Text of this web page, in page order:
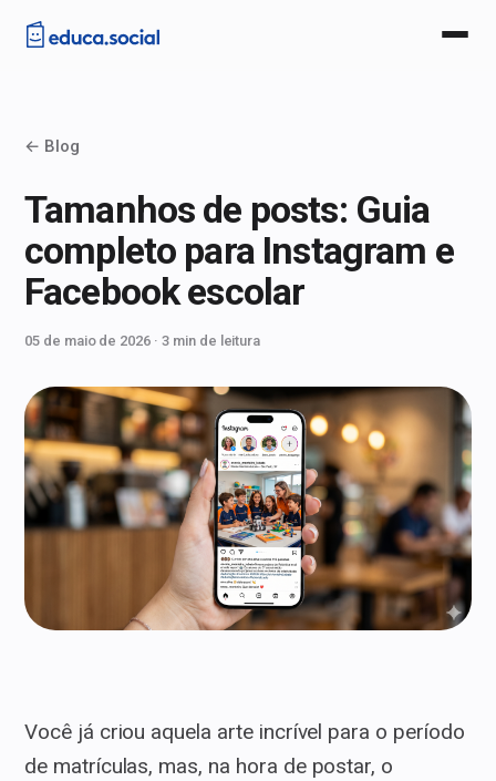
Histórias
Perguntas
Blog
Entrar
Começar grátis
← Blog
Tamanhos de posts: Guia
completo para Instagram e
Facebook escolar
05 de maio de 2026 · 3 min de leitura
Você já criou aquela arte incrível para o período
de matrículas, mas, na hora de postar, o